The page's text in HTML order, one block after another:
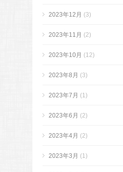
2023年12月 (3)
2023年11月 (2)
2023年10月 (12)
2023年8月 (3)
2023年7月 (1)
2023年6月 (2)
2023年4月 (2)
2023年3月 (1)